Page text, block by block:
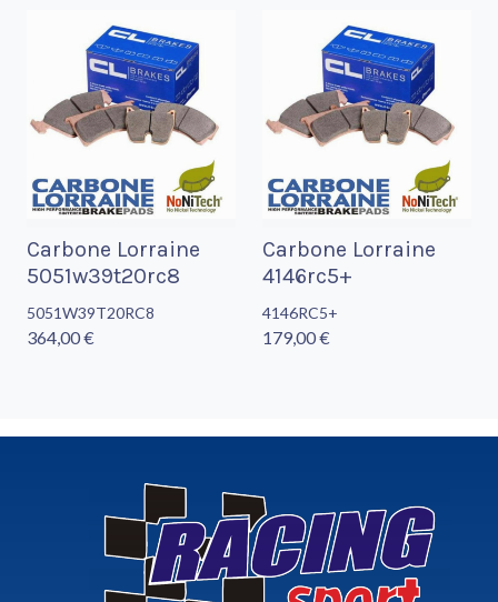
Carbone Lorraine
5051w39t20rc8
5051W39T20RC8
364,00 €
Carbone Lorraine
4146rc5+
4146RC5+
179,00 €